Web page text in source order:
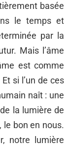
basée
le temps et
par la
Mais l’âme
est comme
si l’un de ces
naît : une
la lumière de
le bon en nous.
notre lumière